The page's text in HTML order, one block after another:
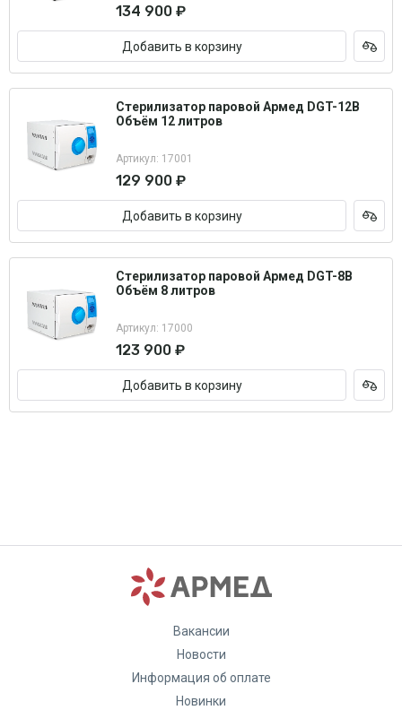
134 900 ₽
Добавить в корзину
Стерилизатор паровой Армед DGT-12B
Объём 12 литров
Артикул: 17001
129 900 ₽
Добавить в корзину
Стерилизатор паровой Армед DGT-8B
Объём 8 литров
Артикул: 17000
123 900 ₽
Добавить в корзину
Вакансии
Новости
Информация об оплате
Новинки